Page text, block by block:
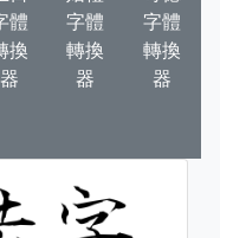
體
換
器
字體
轉換
器
字體
轉換
器